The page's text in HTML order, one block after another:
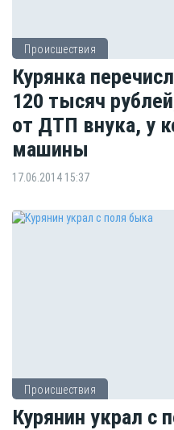
Происшествия
Курянка
120 тысяч
от ДТП внука, у
машины
17.06.2014 15:37
Происшествия
Курянин украл с